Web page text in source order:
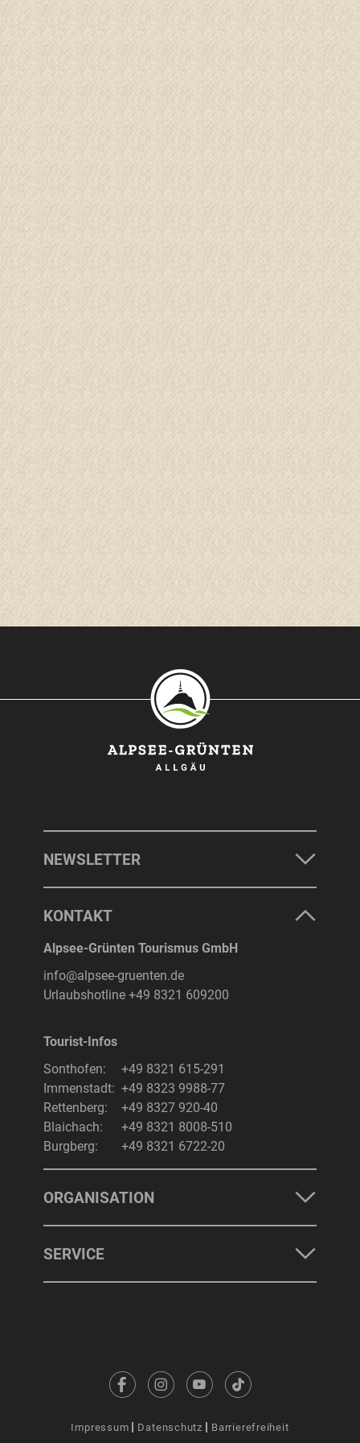
NEWSLETTER
KONTAKT
Alpsee-Grünten Tourismus GmbH
info@alpsee-gruenten.de
Urlaubshotline +49 8321 609200
Tourist-Infos
Sonthofen:
+49 8321 615-291
Immenstadt: +49 8323 9988-77
Rettenberg:
+49 8327 920-40
Blaichach:
+49 8321 8008-510
Burgberg:
+49 8321 6722-20
ORGANISATION
SERVICE
Impressum Datenschutz Barrierefreiheit